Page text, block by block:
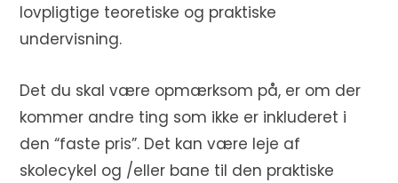
lovpligtige teoretiske og praktiske
undervisning.
Det du skal være opmærksom på, er om der
kommer andre ting som ikke er inkluderet i
den “faste pris”. Det kan være leje af
skolecykel og /eller bane til den praktiske